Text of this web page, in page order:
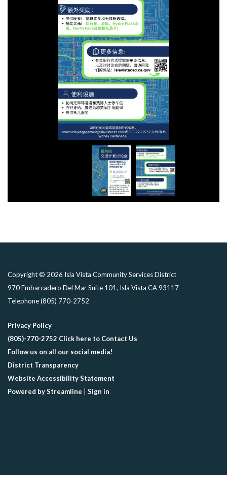
Copyright © 2026 Isla Vista Community Services District
970 Embarcadero Del Mar Suite 101, Isla Vista CA 93117
Telephone(805) 770-2752
Privacy Policy
(805)-770-2752 Click here to Contact Us
Follow us on all our social media!
District Transparency
Website Accessibility Statement
Powered by Streamline
Sign in